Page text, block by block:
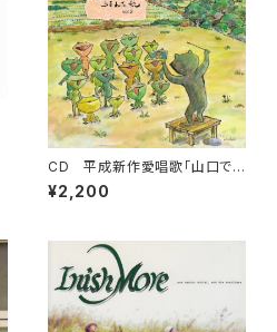
CD 平成新作愛唱歌「山口でう
まれた歌 vol.2」 / 久保研二作
品集
¥2,200